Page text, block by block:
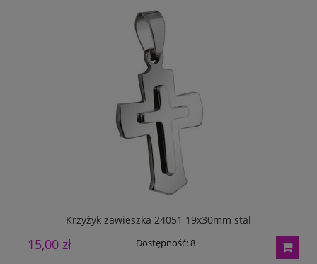
Krzyżyk zawieszka 24051 19x30mm stal
15,00 zł Dostępność:8